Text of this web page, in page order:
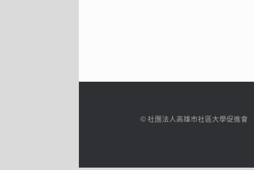
© 社團法人高雄市社區大學促進